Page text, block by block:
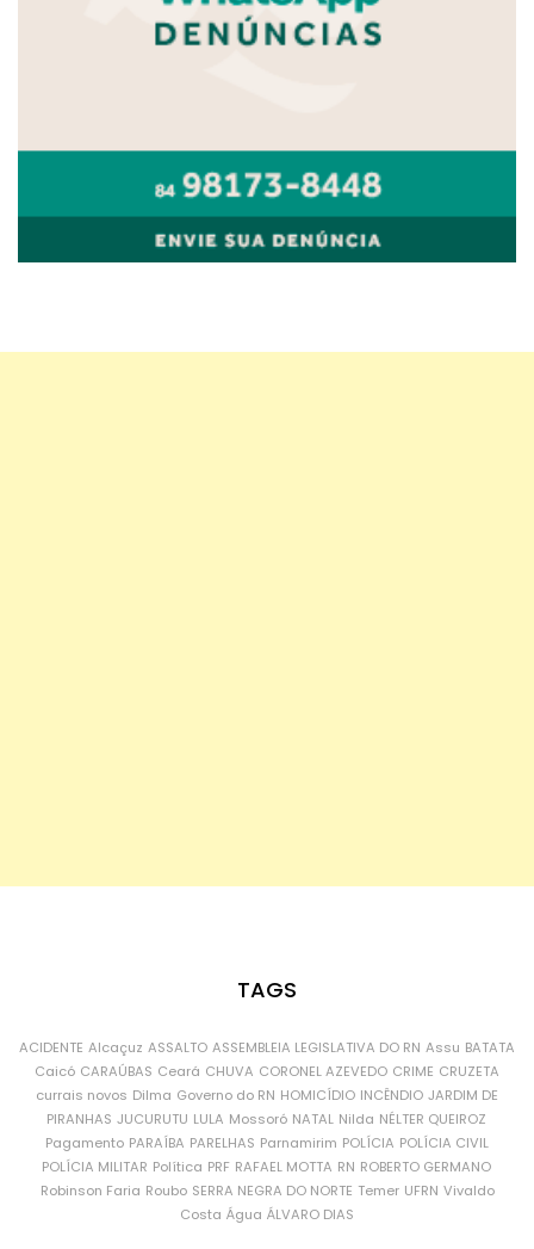
TAGS
ACIDENTE Alcaçuz ASSALTO ASSEMBLEIA LEGISLATIVA DO RN Assu BATATA
Caicó CARAÚBAS Ceará CHUVA CORONEL AZEVEDO CRIME CRUZETA
currais novos Dilma Governo do RN HOMICÍDIO INCÊNDIO JARDIM DE
PIRANHAS JUCURUTU LULA Mossoró NATAL Nilda NÉLTER QUEIROZ
Pagamento PARAÍBA PARELHAS Parnamirim POLÍCIA POLÍCIA CIVIL
POLÍCIA MILITAR Política PRF RAFAEL MOTTA RN ROBERTO GERMANO
Robinson Faria Roubo SERRA NEGRA DO NORTE Temer UFRN Vivaldo
Costa Água ÁLVARO DIAS